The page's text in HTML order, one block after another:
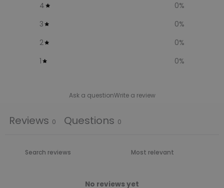
4
0%
3
0%
2
0%
1
0%
Ask a questionWrite a review
Reviews 0 Questions 0
No reviews yet